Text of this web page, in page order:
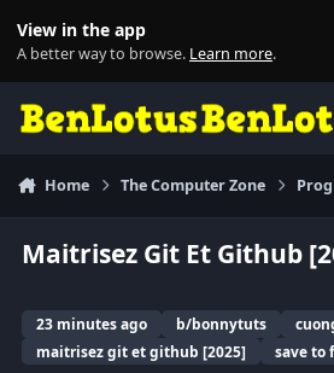
View in the app
A better way to browse. Learn more.
Home The Computer Zone
Maitrisez Git Et Github
23 minutes ago b/bonnytuts
maitrisez git et github [2025]
save to